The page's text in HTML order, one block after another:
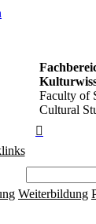
Faculty of
Cultural

Weiterbildung